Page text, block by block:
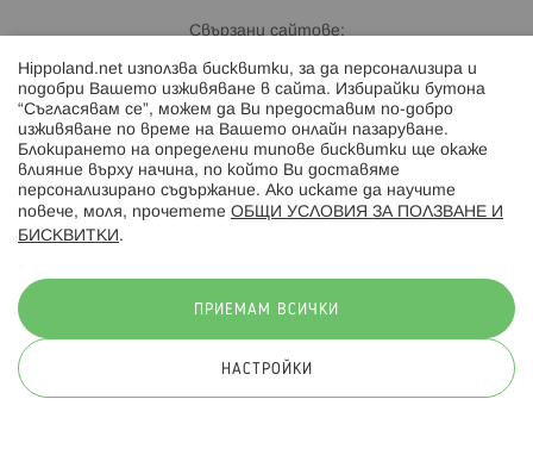
Свързани сайтове:
Hippoland.ro
Последвайте ни:
© 2026 Hippoland.net. Всички права запазени
Hippoland.net използва бисквитки, за да персонализира и
подобри Вашето изживяване в сайта. Избирайки бутона
“Съгласявам се”, можем да Ви предоставим по-добро
изживяване по време на Вашето онлайн пазаруване.
Блокирането на определени типове бисквитки ще окаже
влияние върху начина, по който Ви доставяме
персонализирано съдържание. Ако искате да научите
повече, моля, прочетете ОБЩИ УСЛОВИЯ ЗА ПОЛЗВАНЕ И
БИСКВИТКИ .
ПРИЕМАМ ВСИЧКИ
НАСТРОЙКИ